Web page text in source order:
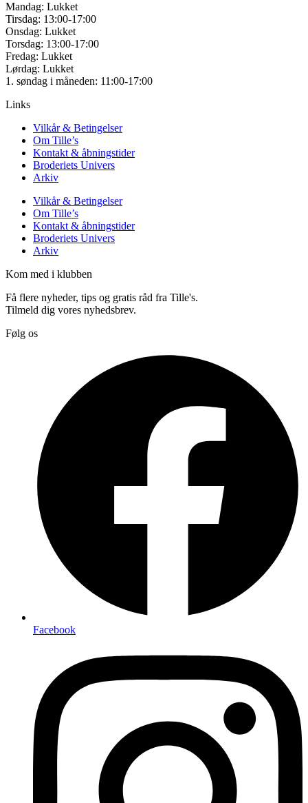
Mandag: Lukket
Tirsdag: 13:00-17:00
Onsdag: Lukket
Torsdag: 13:00-17:00
Fredag: Lukket
Lørdag: Lukket
1. søndag i måneden: 11:00-17:00
Links
Vilkår & Betingelser
Om Tille’s
Kontakt & åbningstider
Broderiets Univers
Arkiv
Vilkår & Betingelser
Om Tille’s
Kontakt & åbningstider
Broderiets Univers
Arkiv
Kom med i klubben
Få flere nyheder, tips og gratis råd fra Tille's.
Tilmeld dig vores nyhedsbrev.
Følg os
Facebook